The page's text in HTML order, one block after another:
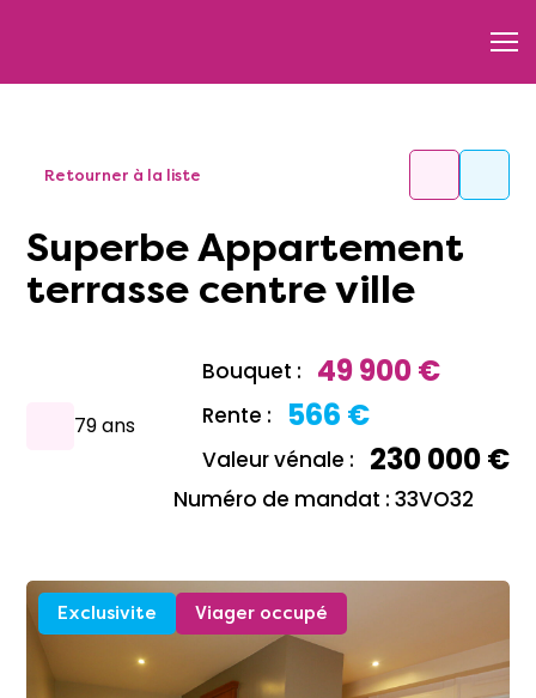
Retourner à la liste
Superbe Appartement
terrasse centre ville
79 ans
Bouquet : 49 900 €
Rente : 566 €
Valeur vénale : 230 000 €
Numéro de mandat : 33VO32
Exclusivite Viager occupé